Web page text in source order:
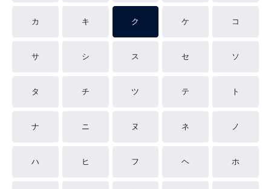
カ キ ク ケ コ
サ シ ス セ ソ
タ チ ツ テ ト
ナ ニ ヌ ネ ノ
ハ ヒ フ ヘ ホ